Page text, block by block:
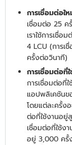
การเชื่อมต่อใ
เชื่อมต่อ 25
เราใช้การเชื่
4 LCU (การเ
ครั้งต่อวินาที)
การเชื่อมต่อที่
การเชื่อมต่อที่
แอปพลิเคชันข
โดยแต่ละครั้ง
ต่อที่ใช้งานอยู่
เชื่อมต่อที่ใช้ง
อยู่ 3,000 ครั้